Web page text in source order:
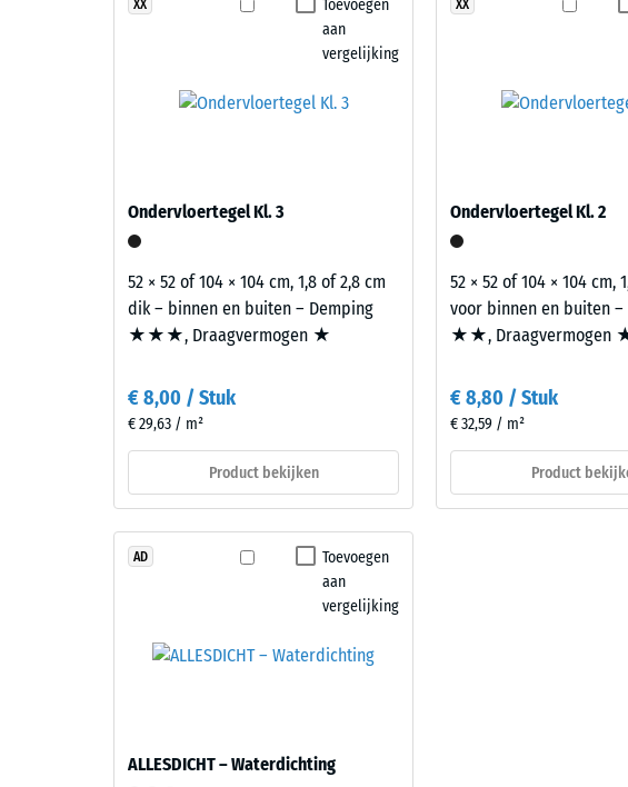
is het oppervlak geschikt voor toepassingen waar flexibiliteit en
combineert
bruintinten
en
meerkleurig
kleurspel.
Materiaal
Bestanddelen
en
opbouw
Dit
product
heeft
opbouw.
3,3
Slijtvastheid –
Waterdoorlatendheid (EN
Antislip (EN 16165) –
Schijnbare
dichtheid
schaalwaarde
780
tot
840
Toevoegen
aan
vergelijking
XX
Ondervloertegel Kl. 3
52 × 52 of 104 × 104 cm, 1,8 of 2,8 cm
dik – binnen en buiten – Demping
★★★, Draagvermogen ★
€ 8,00 / Stuk
€ 29,63 / m²
Product bekijken
XX
Ondervloertegel Kl. 2
52 × 52 of 104 × 104 cm,
voor binnen en buiten –
★★,
€ 8,80 / Stuk
€ 32,59 / m²
Product
Toevoegen
aan
vergelijking
AD
ALLESDICHT – Waterdichting